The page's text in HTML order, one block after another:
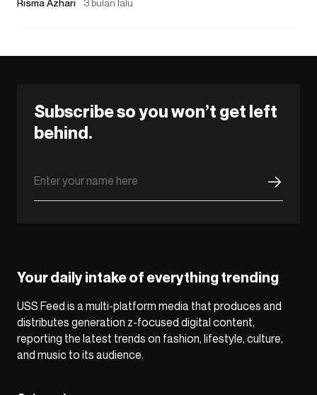
Subscribe so you won’t get left
behind.
Your daily intake of everything trending
USS Feed is a multi-platform media that produces and
distributes generation z-focused digital content,
reporting the latest trends on fashion, lifestyle, culture,
and music to its audience.